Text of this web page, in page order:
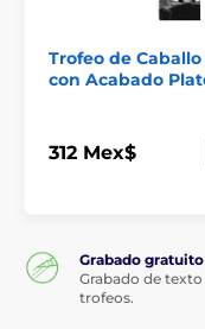
Trofeo de
con Acabado
312 Mex$
Grabado gratuito
Grabado de
trofeos.